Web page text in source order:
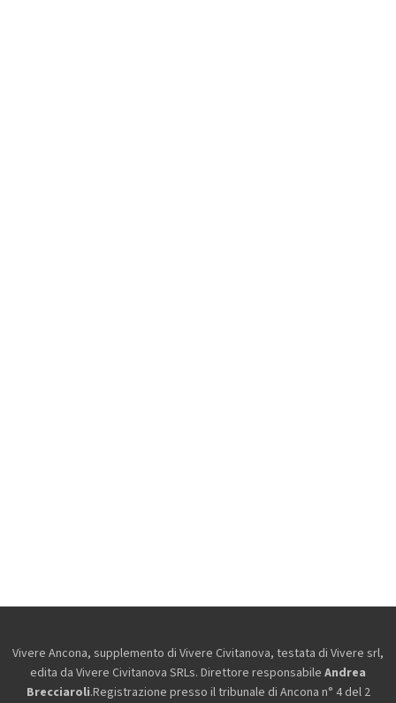
Vivere Ancona, supplemento di Vivere Civitanova, testata di Vivere srl,
edita da Vivere Civitanova SRLs. Direttore responsabile Andrea
Brecciaroli.Registrazione presso il tribunale di Ancona n° 4 del 2